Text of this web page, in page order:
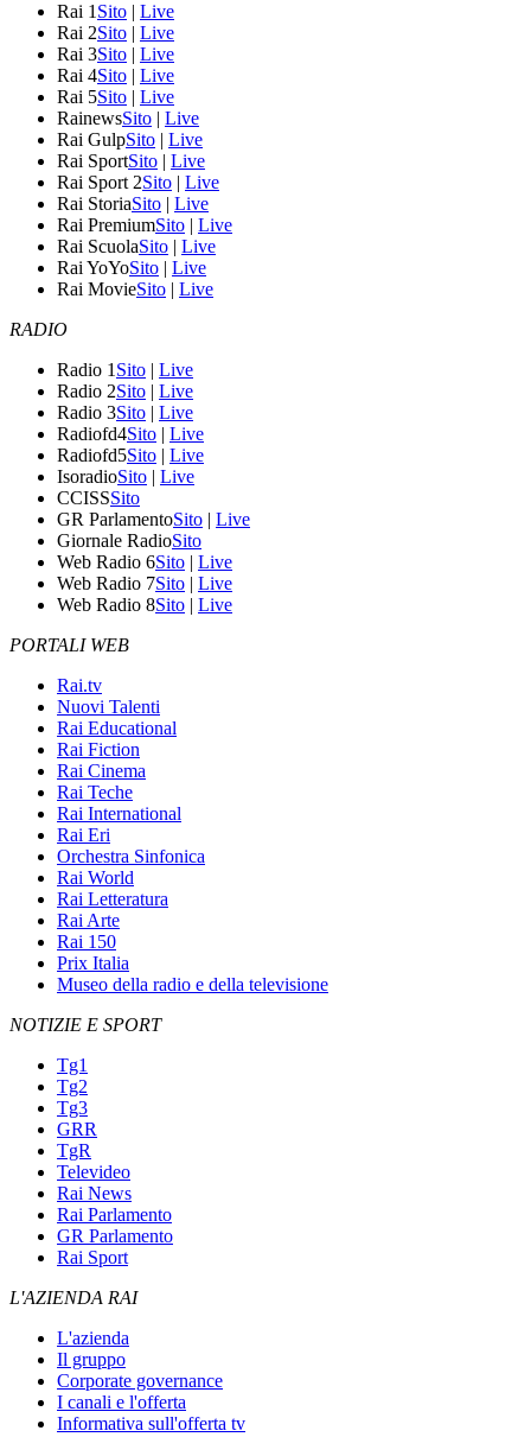
Rai 1 Sito | Live
Rai 2Sito | Live
Rai 3Sito | Live
Rai 4Sito | Live
Rai 5Sito | Live
RainewsSito | Live
Rai GulpSito | Live
Rai SportSito | Live
Rai Sport 2Sito | Live
Rai StoriaSito | Live
Rai PremiumSito | Live
Rai ScuolaSito | Live
Rai YoYoSito | Live
Rai MovieSito | Live
RADIO
Radio 1 Sito | Live
Radio 2Sito | Live
Radio 3Sito | Live
Radiofd4Sito | Live
Radiofd5Sito | Live
IsoradioSito | Live
CCISSSito
GR ParlamentoSito | Live
Giornale RadioSito
Web Radio 6Sito | Live
Web Radio 7Sito | Live
Web Radio 8Sito | Live
PORTALI WEB
Rai.tv
Nuovi Talenti
Rai Educational
Rai Fiction
Rai Cinema
Rai Teche
Rai International
Rai Eri
Orchestra Sinfonica
Rai World
Rai Letteratura
Rai Arte
Rai 150
Prix Italia
Museo della radio e della televisione
NOTIZIE E SPORT
Tg1
Tg2
Tg3
GRR
TgR
Televideo
Rai News
Rai Parlamento
GR Parlamento
Rai Sport
L'AZIENDA RAI
L'azienda
Il gruppo
Corporate governance
I canali e l'offerta
Informativa sull'offerta tv